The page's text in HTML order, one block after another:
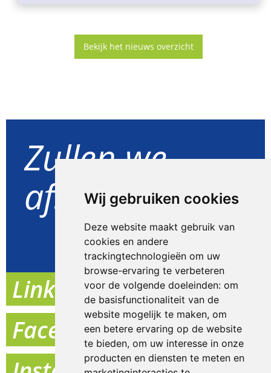
Wij gebruiken cookies
Deze website maakt gebruik van
cookies en andere
trackingtechnologieën om uw
browse-ervaring te verbeteren
voor de volgende doeleinden: om
de basisfunctionaliteit van de
website mogelijk te maken, om
een betere ervaring op de website
te bieden, om uw interesse in onze
producten en diensten te meten en
Bekijk het nieuws overzicht
Zullen we
afspreken?
Goed idee
Linkedin
Facebook